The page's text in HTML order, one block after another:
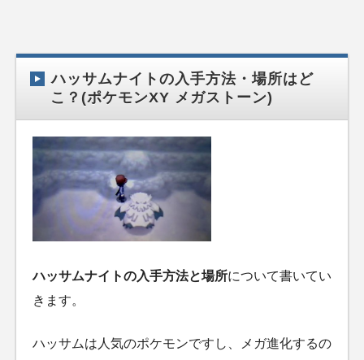
ハッサムナイトの入手方法・場所はど
こ？(ポケモンXY メガストーン)
ハッサムナイトの入手方法と場所について書いてい
きます。
ハッサムは人気のポケモンですし、メガ進化するの